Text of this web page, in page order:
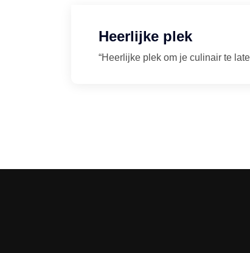
Heerlijke plek
“Heerlijke plek om je culinair te